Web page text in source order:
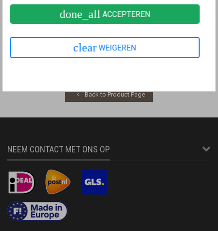
weergave in te schakelen.
Afb.: Geavanceerde weergave inschakelen
De geavanceerde weergave is ingeschakeld als
Back to Product Page
NEEM CONTACT MET ONS OP
done_all ACCEPTEREN
clear WEIGEREN